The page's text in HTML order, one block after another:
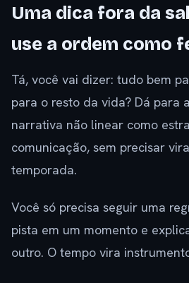
Uma dica fora da
use a ordem como
Tá, você vai dizer: tudo bem
para o resto da vida? Dá para
narrativa não linear como
comunicação, sem precisar
temporada.
Você só precisa seguir uma
pista em um momento e
outro. O tempo vira